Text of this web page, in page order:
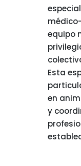
equipo
Esta
en
y